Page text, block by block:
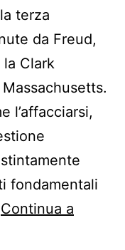
terza
da Freud,
Clark
l’affacciarsi,
fondamentali
Continua a